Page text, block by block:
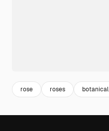
rose roses botanical